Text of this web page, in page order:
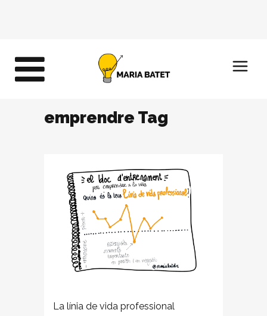
emprendre Tag
La línia de vida professional